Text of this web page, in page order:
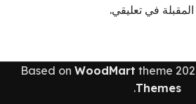
في تعليقي.
Based on WoodMart theme
Themes
.